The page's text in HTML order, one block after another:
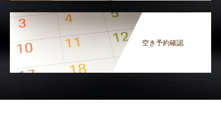
空き予約確認